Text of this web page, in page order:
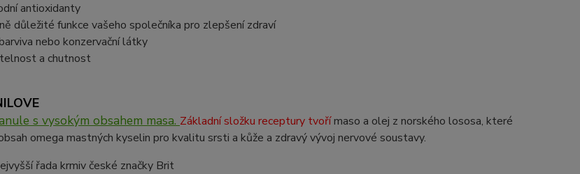
antioxidanty
důležité funkce vašeho společníka pro zlepšení zdraví
nebo konzervační látky
a chutnost
s vysokým obsahem masa. Základní složku receptury tvořímaso a olej z norského lososa, které
omega mastných kyselin pro kvalitu srsti a kůže a zdravý vývoj nervové soustavy.
řada krmiv české značky Brit